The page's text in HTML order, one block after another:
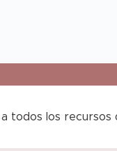
todos los recursos